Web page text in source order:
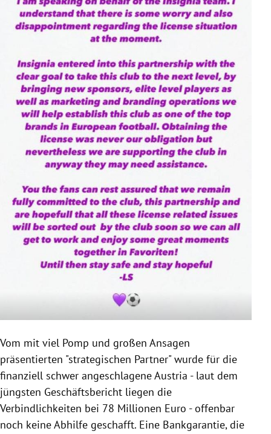
Vom mit viel Pomp und großen Ansagen
präsentierten "strategischen Partner" wurde für die
finanziell schwer angeschlagene Austria - laut dem
jüngsten Geschäftsbericht liegen die
Verbindlichkeiten bei 78 Millionen Euro - offenbar
noch keine Abhilfe geschafft. Eine Bankgarantie, die